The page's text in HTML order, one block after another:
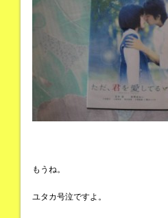
もうね。
ユタカ号泣ですよ。